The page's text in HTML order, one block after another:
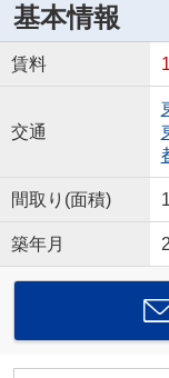
基本情報
賃料
交通
間取り(面積)
築年月